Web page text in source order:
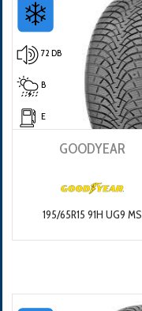
72 DB
B
E
GOODYEAR
195/65R15 91H UG9 MS